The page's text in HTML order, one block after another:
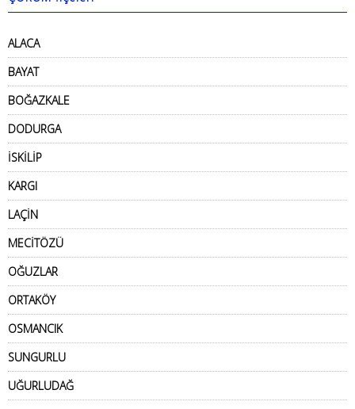
ALACA
BAYAT
BOĞAZKALE
DODURGA
İSKİLİP
KARGI
LAÇİN
MECİTÖZÜ
OĞUZLAR
ORTAKÖY
OSMANCIK
SUNGURLU
UĞURLUDAĞ